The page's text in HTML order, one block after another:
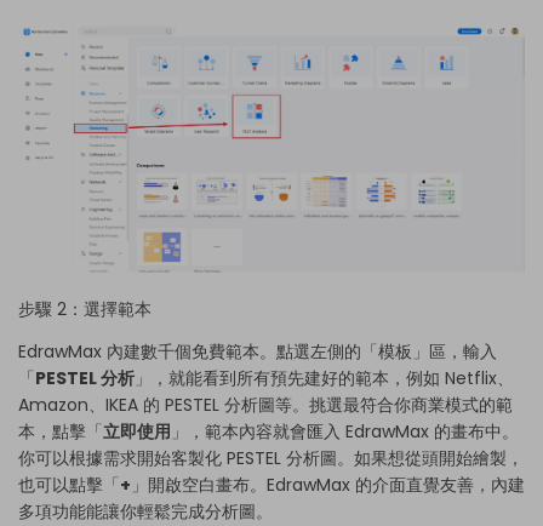
步驟 2：選擇範本
EdrawMax 內建數千個免費範本。點選左側的「模板」區，輸入
「PESTEL 分析」，就能看到所有預先建好的範本，例如 Netflix、
Amazon、IKEA 的 PESTEL 分析圖等。挑選最符合你商業模式的範
本，點擊「立即使用」，範本內容就會匯入 EdrawMax 的畫布中。
你可以根據需求開始客製化 PESTEL 分析圖。如果想從頭開始繪製，
也可以點擊「+」開啟空白畫布。EdrawMax 的介面直覺友善，內建
多項功能能讓你輕鬆完成分析圖。